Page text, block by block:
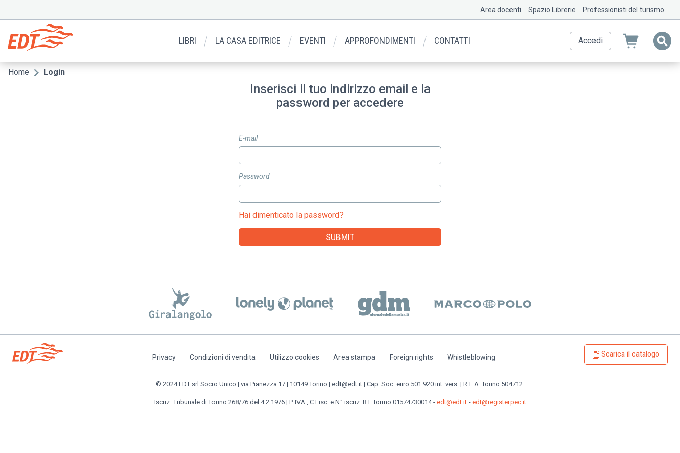
contenuto
principale
Menu
secondario
Area docenti Spazio Librerie Professionisti del turismo
LIBRI LA CASA EDITRICE EVENTI APPROFONDIMENTI CONTATTI Accedi
Briciole
Home Login
Inserisci il tuo indirizzo email e la
password per accedere
E-mail
Password
Hai dimenticato la password?
Privacy Condizioni di vendita Utilizzo cookies Area stampa Foreign rights Whistleblowing Scarica il catalogo
© 2024 EDT srl Socio Unico | via Pianezza 17 | 10149 Torino | edt@edt.it | Cap. Soc. euro 501.920 int. vers. | R.E.A. Torino 504712
Iscriz. Tribunale di Torino 268/76 del 4.2.1976 | P. IVA , C.Fisc. e N° iscriz. R.I. Torino 01574730014 - edt@edt.it- edt@registerpec.it